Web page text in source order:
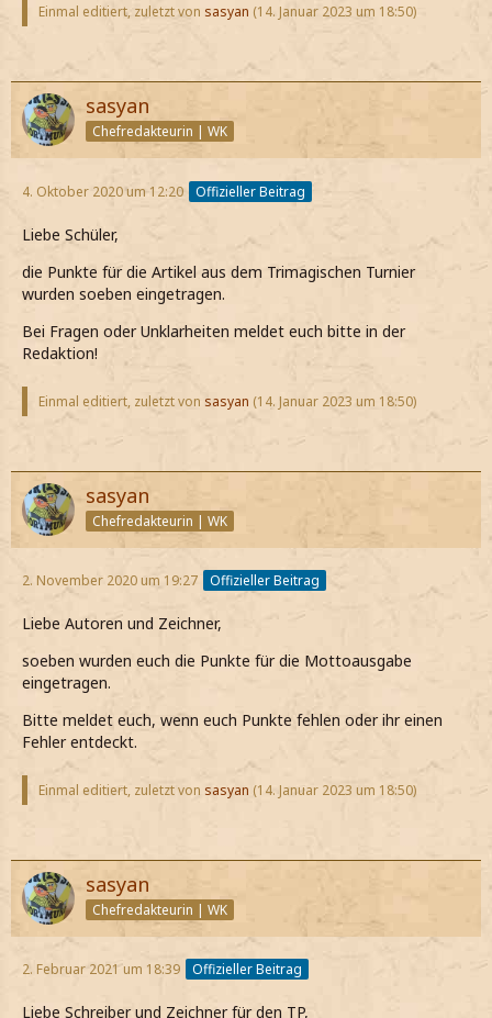
Einmal editiert, zuletzt von sasyan (14. Januar 2023 um 18:50)
sasyan
Chefredakteurin | WK
4. Oktober 2020 um 12:20 Offizieller Beitrag
Liebe Schüler,
die Punkte für die Artikel aus dem Trimagischen Turnier
wurden soeben eingetragen.
Bei Fragen oder Unklarheiten meldet euch bitte in der
Redaktion!
Einmal editiert, zuletzt von sasyan (14. Januar 2023 um 18:50)
sasyan
Chefredakteurin | WK
2. November 2020 um 19:27 Offizieller Beitrag
Liebe Autoren und Zeichner,
soeben wurden euch die Punkte für die Mottoausgabe
eingetragen.
Bitte meldet euch, wenn euch Punkte fehlen oder ihr einen
Fehler entdeckt.
Einmal editiert, zuletzt von sasyan (14. Januar 2023 um 18:50)
sasyan
Chefredakteurin | WK
2. Februar 2021 um 18:39 Offizieller Beitrag
Liebe Schreiber und Zeichner für den TP,